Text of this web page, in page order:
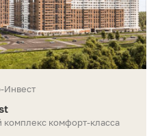
Инвест
комплекс комфорт-класса